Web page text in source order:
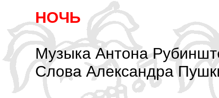
НОЧЬ
Музыка Антона
Слова Александра